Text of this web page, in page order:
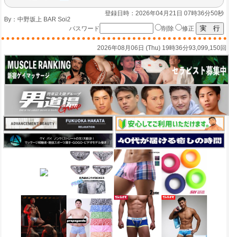
登録日時：2026年04月21日 07時36分50秒
By： 中野坂上 BAR Soi2
パスワード
削除 修正
2026年08月06日 (Thu) 19時36分93,099,150回